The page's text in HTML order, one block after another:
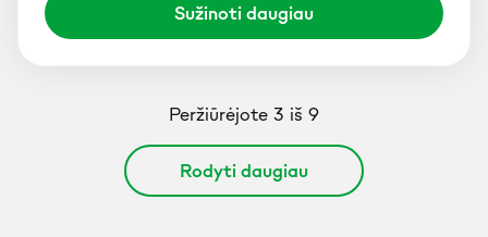
Sužinoti daugiau
Peržiūrėjote 3 iš 9
Rodyti daugiau